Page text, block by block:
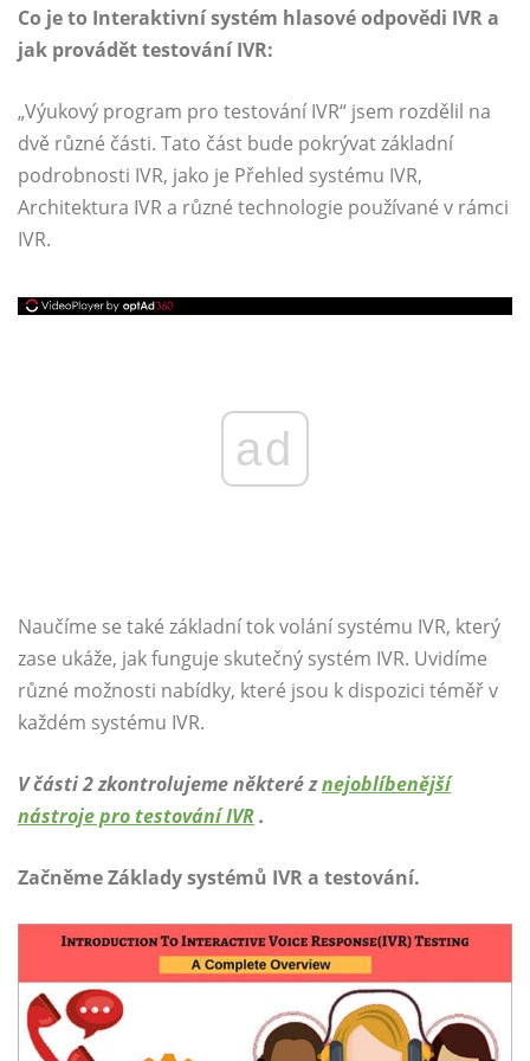
Co je to Interaktivní systém hlasové odpovědi IVR a
jak provádět testování IVR:
„Výukový program pro testování IVR“ jsem rozdělil na
dvě různé části. Tato část bude pokrývat základní
podrobnosti IVR, jako je Přehled systému IVR,
Architektura IVR a různé technologie používané v rámci
IVR.
ad
Naučíme se také základní tok volání systému IVR, který
zase ukáže, jak funguje skutečný systém IVR. Uvidíme
různé možnosti nabídky, které jsou k dispozici téměř v
každém systému IVR.
V části 2 zkontrolujeme některé znejoblíbenější
nástroje pro testování IVR.
Začněme Základy systémů IVR a testování.